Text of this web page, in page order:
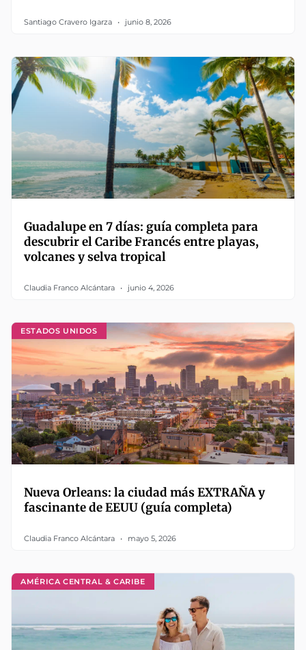
Santiago Cravero Igarza junio 8, 2026
Guadalupe en 7 días: guía completa para
descubrir el Caribe Francés entre playas,
volcanes y selva tropical
Claudia Franco Alcántara junio 4, 2026
ESTADOS UNIDOS
Nueva Orleans: la ciudad más EXTRAÑA y
fascinante de EEUU (guía completa)
Claudia Franco Alcántara mayo 5, 2026
AMÉRICA CENTRAL & CARIBE